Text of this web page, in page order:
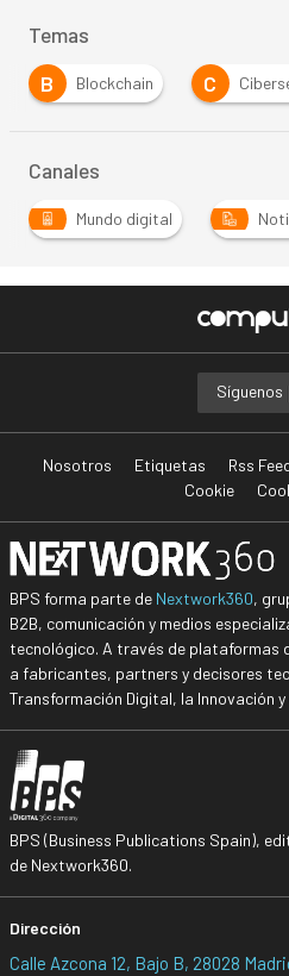
Temas
B
Blockchain C
Canales
Mundo digital
Síguenos
Nosotros Etiquetas Rss
Cookie
BPS forma parte de Nextwork360,
B2B, comunicación y medios
tecnológico. A través de plataformas
a fabricantes, partners y decisores
Transformación Digital, la Innovación
BPS (Business Publications Spain),
de Nextwork360.
Dirección
Calle Azcona 12, Bajo B, 28028